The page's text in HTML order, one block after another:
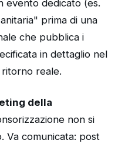
evento dedicato (es.
prima di una
che pubblica i
in dettaglio nel
reale.
della
non si
Va comunicata: post